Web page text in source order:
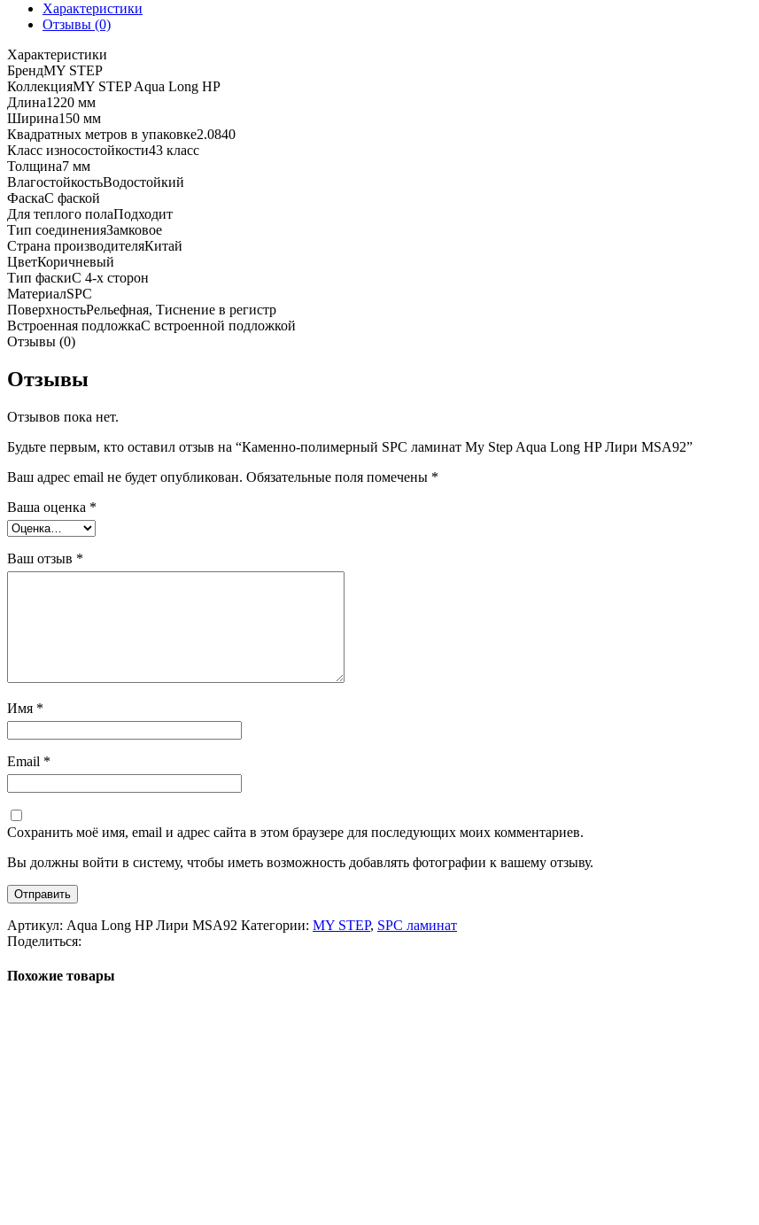
Характеристики
Отзывы (0)
Характеристики
БрендMY STEP
КоллекцияMY STEP Aqua Long HP
Длина1220 мм
Ширина150 мм
Квадратных метров в упаковке2.0840
Класс износостойкости43 класс
Толщина7 мм
ВлагостойкостьВодостойкий
ФаскаС фаской
Для теплого полаПодходит
Тип соединенияЗамковое
Страна производителяКитай
ЦветКоричневый
Тип фаскиС 4-х сторон
МатериалSPC
ПоверхностьРельефная, Тиснение в регистр
Встроенная подложкаC встроенной подложкой
Отзывы (0)
Отзывы
Отзывов пока нет.
Будьте первым, кто оставил отзыв на “Каменно-полимерный SPC ламинат My Step Aqua Long HP Лири MSA92”
Ваш адрес email не будет опубликован. Обязательные поля помечены *
Ваша оценка *
Ваш отзыв *
Имя *
Email *
Сохранить моё имя, email и адрес сайта в этом браузере для последующих моих комментариев.
Вы должны войти в систему, чтобы иметь возможность добавлять фотографии к вашему отзыву.
Артикул: Aqua Long HP Лири MSA92 Категории: MY STEP, SPC ламинат
Поделиться:
Похожие товары